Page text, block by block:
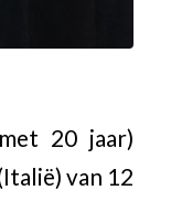
20 jaar)
van 12